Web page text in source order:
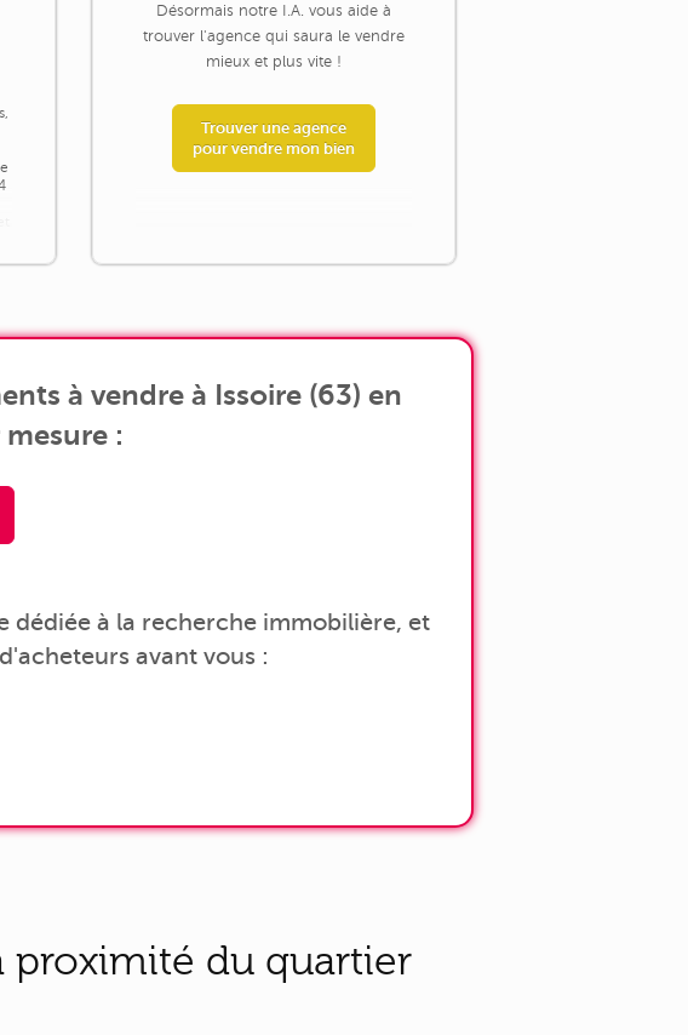
Désormais notre I.A. vous aide à
trouver l'agence qui saura le vendre
mieux et plus vite !
Trouver une agence
pour vendre mon bien
à vendre à Issoire (63) en
:
à la recherche immobilière, et
avant vous :
proximité du quartier